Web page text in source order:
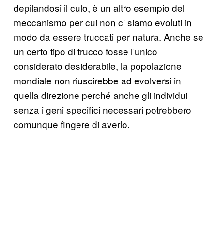
depilandosi il culo, è un altro esempio del
meccanismo per cui non ci siamo evoluti in
modo da essere truccati per natura. Anche se
un certo tipo di trucco fosse l’unico
considerato desiderabile, la popolazione
mondiale non riuscirebbe ad evolversi in
quella direzione perché anche gli individui
senza i geni specifici necessari potrebbero
comunque fingere di averlo.